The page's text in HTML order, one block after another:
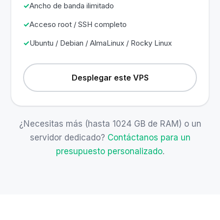
Ancho de banda ilimitado
Acceso root / SSH completo
Ubuntu / Debian / AlmaLinux / Rocky Linux
Desplegar este VPS
¿Necesitas más (hasta 1024 GB de RAM) o un
servidor dedicado? Contáctanos para un
presupuesto personalizado.